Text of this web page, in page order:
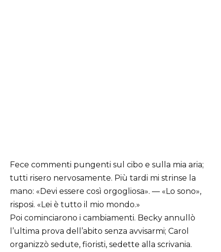
Fece commenti pungenti sul cibo e sulla mia aria;
tutti risero nervosamente. Più tardi mi strinse la
mano: «Devi essere così orgogliosa». — «Lo sono»,
risposi. «Lei è tutto il mio mondo.»
Poi cominciarono i cambiamenti. Becky annullò
l’ultima prova dell’abito senza avvisarmi; Carol
organizzò sedute, fioristi, sedette alla scrivania.